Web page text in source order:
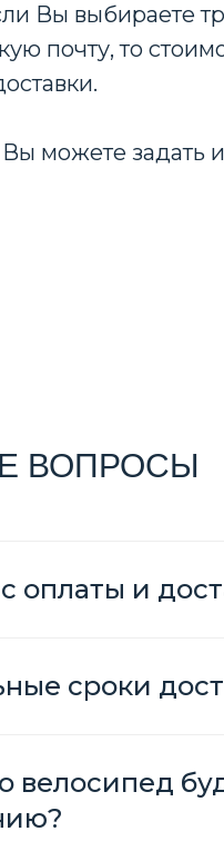
Вы выбираете
почту, то
можете задать
ВОПРОСЫ
оплаты и
сроки
велосипед